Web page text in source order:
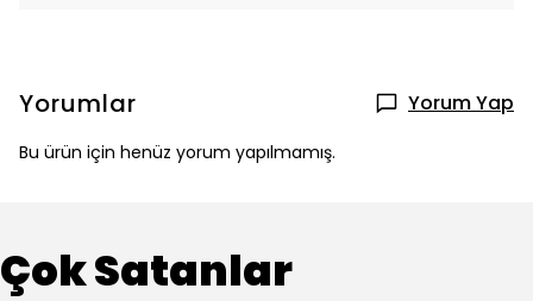
Yorumlar Yorum Yap
Bu ürün için henüz yorum yapılmamış.
Çok Satanlar